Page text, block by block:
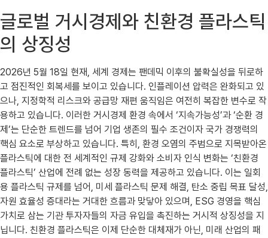
글로벌 거시경제와 친환경 플라스틱
의 상징성
2026년 5월 18일 현재, 세계 경제는 팬데믹 이후의 불확실성을 뒤로하
고 점진적인 회복세를 보이고 있습니다. 인플레이션 압력은 완화되고 있
으나, 지정학적 리스크와 공급망 재편 움직임은 여전히 복잡한 변수로 작
용하고 있습니다. 이러한 거시경제 환경 속에서 ‘지속가능성’과 ‘순환 경
제’는 단순한 트렌드를 넘어 기업 생존의 필수 조건이자 국가 경쟁력의
핵심 요소로 부상하고 있습니다. 특히, 환경 오염의 주범으로 지목받아온
플라스틱에 대한 전 세계적인 규제 강화와 소비자 인식 변화는 ‘친환경
플라스틱’ 산업에 전례 없는 성장 동력을 제공하고 있습니다. 이는 일회
용 플라스틱 규제를 넘어, 미세 플라스틱 문제 해결, 탄소 중립 목표 달성,
자원 효율성 증대라는 거대한 흐름과 맞닿아 있으며, ESG 경영을 핵심
가치로 삼는 기관 투자자들의 자금 유입을 촉진하는 거시적 상징성을 지
닙니다. 친환경 플라스틱은 이제 단순한 대체재가 아닌, 미래 산업의 패